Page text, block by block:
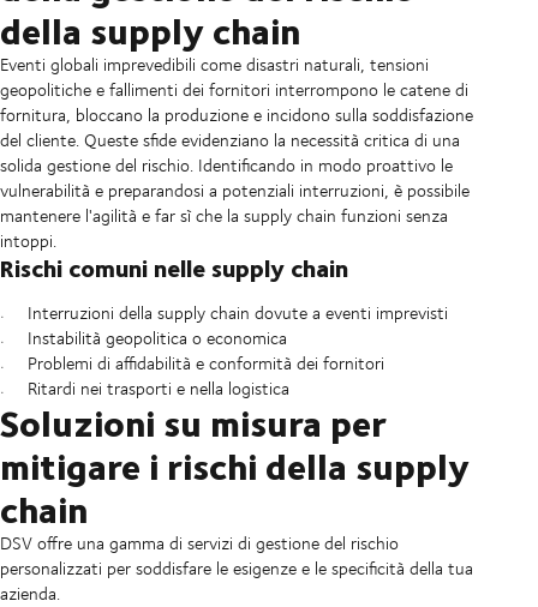
della supply chain
Eventi globali imprevedibili come disastri naturali, tensioni
geopolitiche e fallimenti dei fornitori interrompono le catene di
fornitura, bloccano la produzione e incidono sulla soddisfazione
del cliente. Queste sfide evidenziano la necessità critica di una
solida gestione del rischio. Identificando in modo proattivo le
vulnerabilità e preparandosi a potenziali interruzioni, è possibile
mantenere l'agilità e far sì che la supply chain funzioni senza
intoppi.
Rischi comuni nelle supply chain
Interruzioni della supply chain dovute a eventi imprevisti
Instabilità geopolitica o economica
Problemi di affidabilità e conformità dei fornitori
Ritardi nei trasporti e nella logistica
Soluzioni su misura per
mitigare i rischi della supply
chain
DSV offre una gamma di servizi di gestione del rischio
personalizzati per soddisfare le esigenze e le specificità della tua
azienda.